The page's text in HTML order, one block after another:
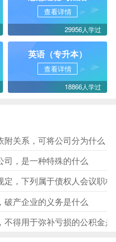
查看详情
29956人学过
英语（专升本）
查看详情
18866人学过
关系，可将公司分为什么
司，是一种特殊的什么
定，下列属于债权人会议职
破产企业的义务是什么
不得用于弥补亏损的公积金是